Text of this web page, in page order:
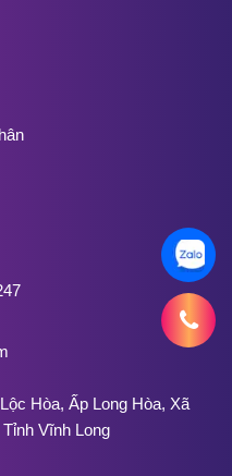
Hòa, Ấp Long Hòa, Xã
Vĩnh Long